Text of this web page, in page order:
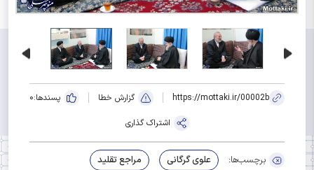
https://mottaki.ir/00002b گزارش خطا پسندها:0
اشتراک گذاری
برچسب‌ها: علوی گرگانی مراجع تقلید